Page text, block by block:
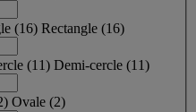
(16) Rectangle (16)
(11) Demi-cercle (11)
) Ovale (2)